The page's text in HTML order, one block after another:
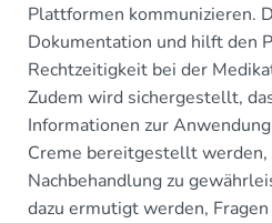
Plattformen kommunizieren.
Dokumentation und hilft den
Rechtzeitigkeit bei der
Zudem wird sichergestellt,
Informationen zur
Creme bereitgestellt
Nachbehandlung zu
dazu ermutigt werden,